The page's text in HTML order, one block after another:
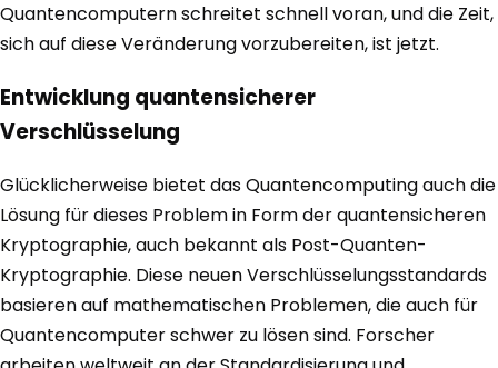
Quantencomputern schreitet schnell voran, und die Zeit,
sich auf diese Veränderung vorzubereiten, ist jetzt.
Entwicklung quantensicherer
Verschlüsselung
Glücklicherweise bietet das Quantencomputing auch die
Lösung für dieses Problem in Form der quantensicheren
Kryptographie, auch bekannt als Post-Quanten-
Kryptographie. Diese neuen Verschlüsselungsstandards
basieren auf mathematischen Problemen, die auch für
Quantencomputer schwer zu lösen sind. Forscher